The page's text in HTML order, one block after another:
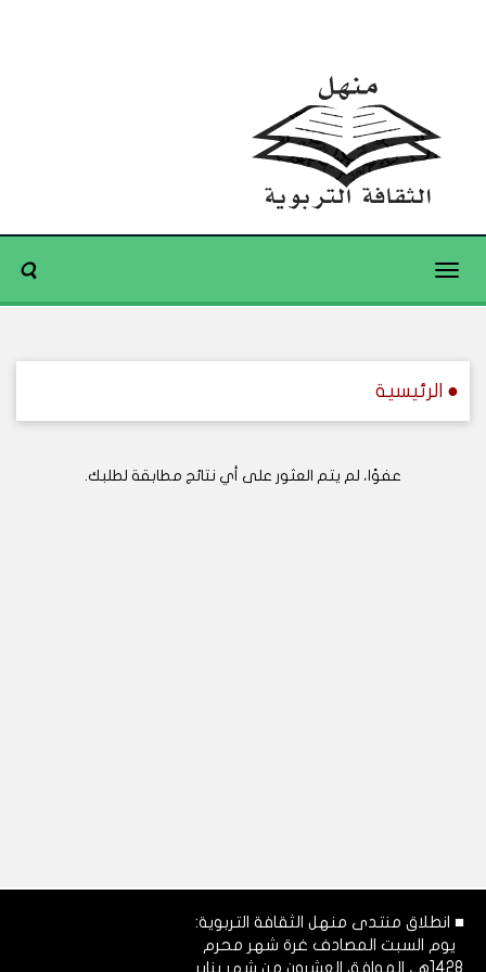
Toggle
● الرئيسية
عفوًا، لم يتم العثور على أي نتائج مطابقة لطلبك.
■ انطلاق منتدى منهل الثقافة التربوية:
يوم السبت المصادف غرة شهر محرم
1428هـ، الموافق العشرون من شهر يناير